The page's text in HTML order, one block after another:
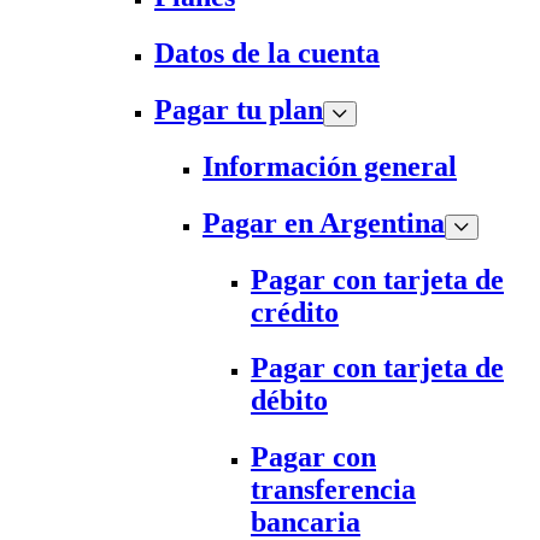
Datos de la cuenta
Pagar tu plan
Información general
Pagar en Argentina
Pagar con tarjeta de
crédito
Pagar con tarjeta de
débito
Pagar con
transferencia
bancaria